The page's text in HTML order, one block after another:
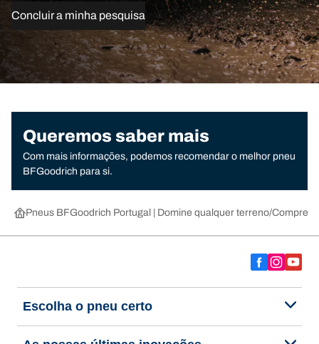
Concluir a minha pesquisa
Queremos saber mais
Com mais informações, podemos recomendar o melhor pneu
BFGoodrich para si.
Pneus BFGoodrich Portugal | Domine qualquer terreno Compre
Escolha o pneu certo